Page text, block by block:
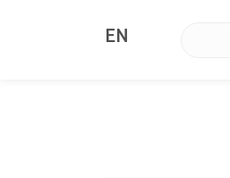
EN